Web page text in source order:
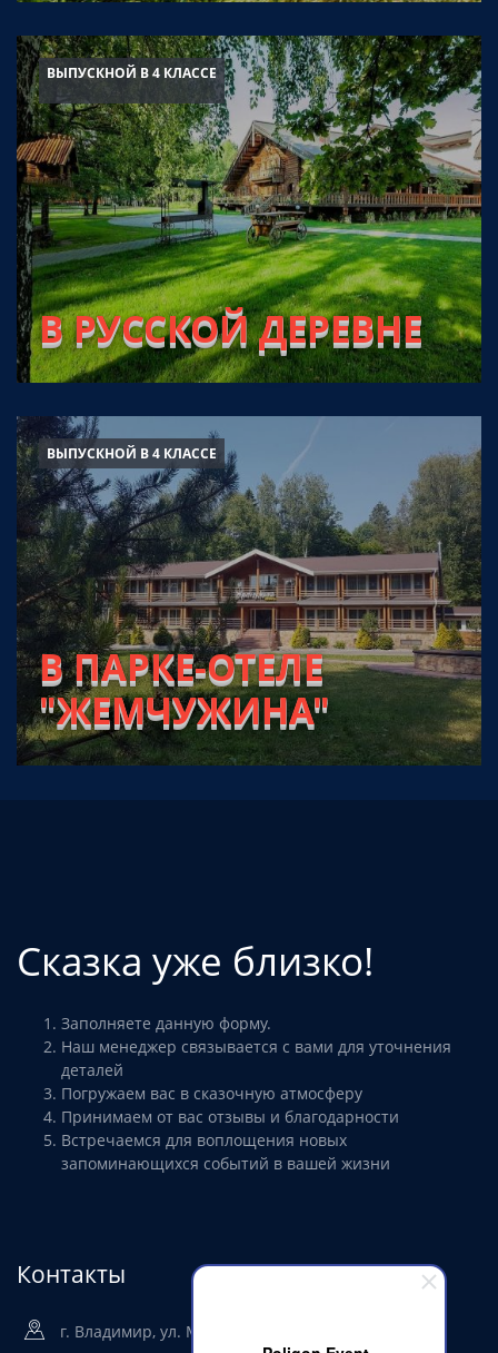
ВЫПУСКНОЙ В 4 КЛАССЕ
В РУССКОЙ ДЕРЕВНЕ
ВЫПУСКНОЙ В 4 КЛАССЕ
В ПАРКЕ-ОТЕЛЕ
"ЖЕМЧУЖИНА"
Сказка уже близко!
Заполняете данную форму.
Наш менеджер связывается с вами для уточнения
деталей
Погружаем вас в сказочную атмосферу
Принимаем от вас отзывы и благодарности
Встречаемся для воплощения новых
запоминающихся событий в вашей жизни
Контакты
г. Владимир, ул. Мира, 36Г (Полярис 2 этаж)